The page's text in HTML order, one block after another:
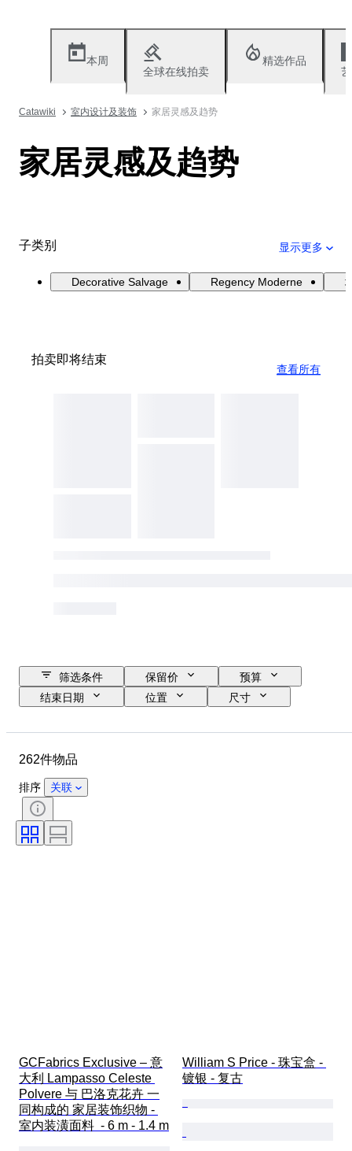
本周
全球在线拍卖
精选作品
Catawiki 室内设计及装饰 家居灵感及趋势
家居灵感及趋势
子类别 显示更多
Decorative Salvage Regency Moderne
拍卖即将结束
查看所有
筛选条件 保留价
预算
结束日期
位置
尺寸
状态
课题
签名
表芯
出售者
262件物品
排序 关联
GCFabrics Exclusive – 意
大利 Lampasso Celeste
Polvere 与 巴洛克花卉 一
同构成的 家居装饰织物 -
室内装潢面料  - 6 m - 1.4 m
William S Price - 珠宝盒 -
镀银 - 复古